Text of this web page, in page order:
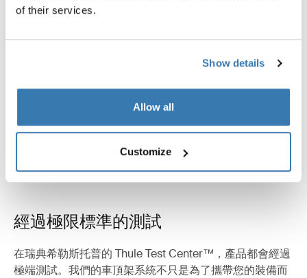
of their services.
Show details
Allow all
Customize
經過極限標準的測試
在瑞典希勒斯托普的 Thule Test Center™，產品都會經過
極端測試。我們的車頂架系統不只是為了攜帶您的裝備而